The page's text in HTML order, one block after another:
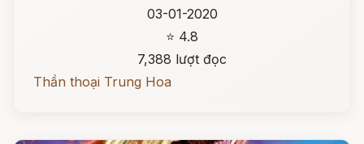
03-01-2020
⭐ 4.8
7,388 lượt đọc
Thần thoại Trung Hoa